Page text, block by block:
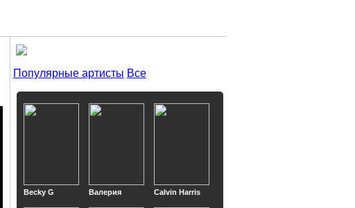
Популярные артисты Все
Becky G Валерия Calvin Harris